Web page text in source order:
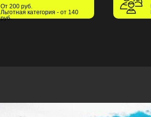
От 200 руб.
Льготная категория - от 140
руб.